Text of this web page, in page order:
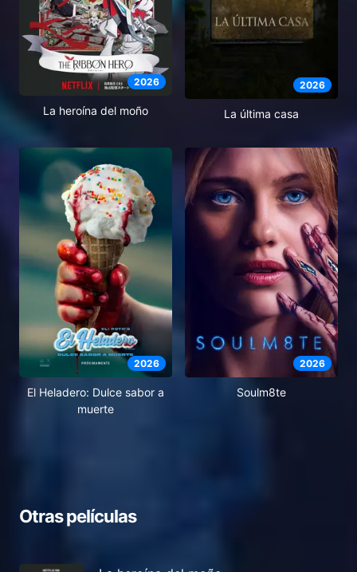
2026
La heroína del moño
2026
La última casa
2026
El Heladero: Dulce sabor a
muerte
2026
Soulm8te
Otras películas